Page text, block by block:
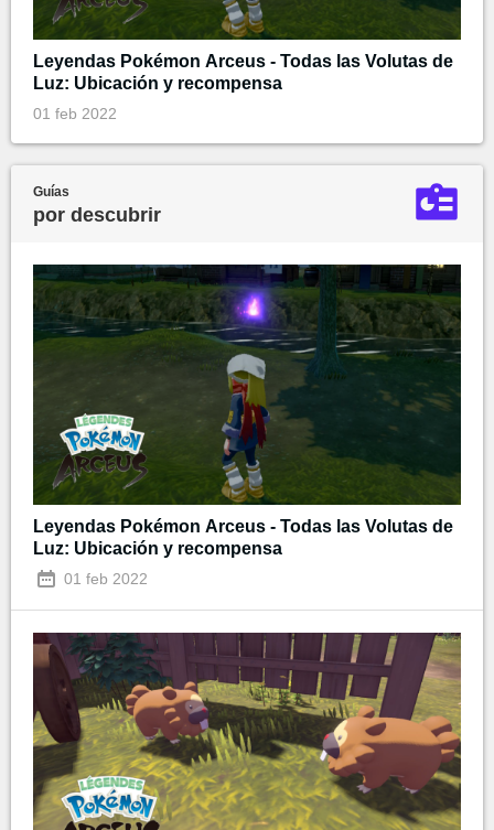
Leyendas Pokémon Arceus - Todas las Volutas de
Luz: Ubicación y recompensa
01 feb 2022
Guías
por descubrir
Leyendas Pokémon Arceus - Todas las Volutas de
Luz: Ubicación y recompensa
01 feb 2022